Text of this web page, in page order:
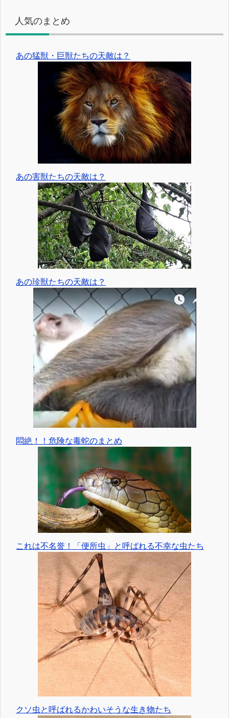
人気のまとめ
あの猛獣・巨獣たちの天敵は？
あの害獣たちの天敵は？
あの珍獣たちの天敵は？
悶絶！！危険な毒蛇のまとめ
これは不名誉！「便所虫」と呼ばれる不幸な虫たち
クソ虫と呼ばれるかわいそうな生き物たち